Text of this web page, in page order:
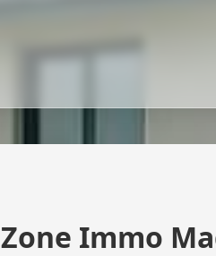
Zone Immo